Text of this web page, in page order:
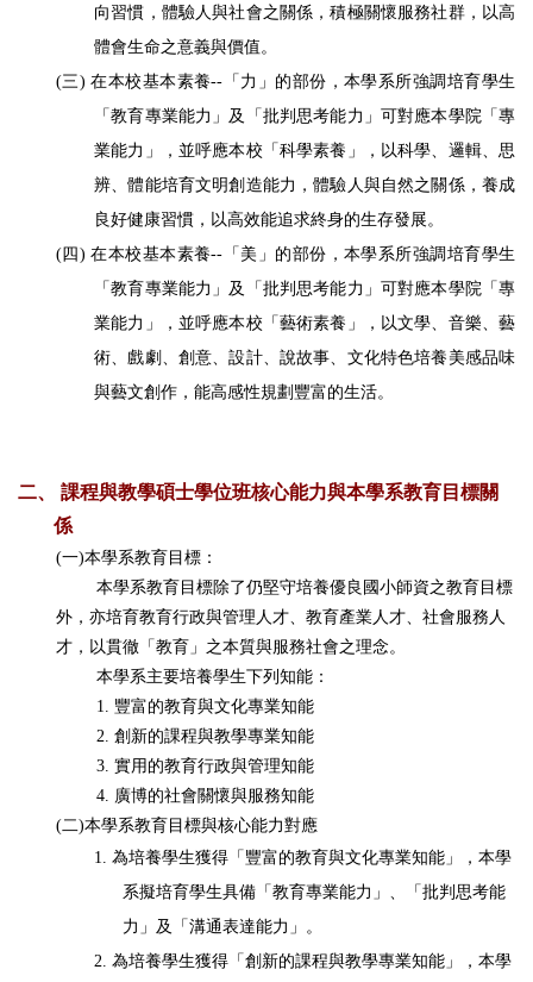
向習慣，體驗人與社會之關係，積極關懷服務社群，以高
體會生命之意義與價值。
(三)在本校基本素養-- 「力」的部份，本學系所強調培育學生
「教育專業能力」及「批判思考能力」可對應本學院「專
業能力」，並呼應本校「科學素養」，以科學、邏輯、思
辨、體能培育文明創造能力，體驗人與自然之關係，養成
良好健康習慣，以高效能追求終身的生存發展。
(四)在本校基本素養-- 「美」的部份，本學系所強調培育學生
「教育專業能力」及「批判思考能力」可對應本學院「專
業能力」，並呼應本校「藝術素養」，以文學、音樂、藝
術、戲劇、創意、設計、說故事、文化特色培養美感品味
與藝文創作，能高感性規劃豐富的生活。
二、
課程與教學碩士學位班核心能力與本學系教育目標關
係
(一)本學系教育目標：
本學系教育目標除了仍堅守培養優良國小師資之教育目標
外，亦培育教育行政與管理人才、教育產業人才、社會服務人
才，以貫徹「教育」之本質與服務社會之理念。
本學系主要培養學生下列知能：
1. 豐富的教育與文化專業知能
2.創新的課程與教學專業知能
3.實用的教育行政與管理知能
4.
廣博的社會關懷與服務知能
(二)本學系教育目標與核心能力對應
1. 為培養學生獲得「 豐富的教育與文化專業知能」，本學
系擬培育學生具備「 教育專業能力」
「批判思考能
力」及
「溝通表達能力」
。
2. 為培養學生獲得「 創新的課程與教學專業知能」，本學